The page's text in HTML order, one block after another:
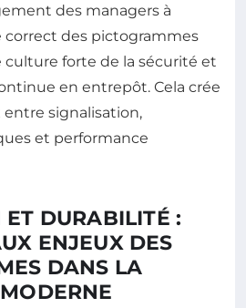
des managers à
correct des pictogrammes
forte de la sécurité et
en entrepôt. Cela crée
signalisation,
et performance
DURABILITÉ :
ENJEUX DES
DANS LA